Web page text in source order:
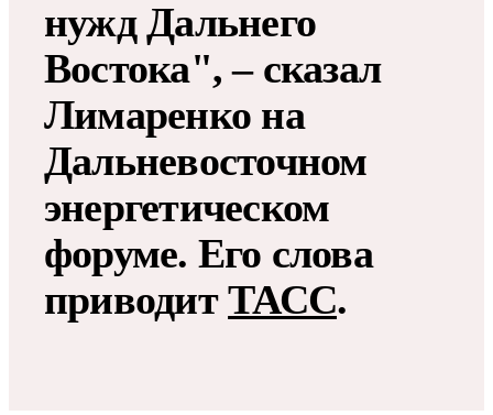
нужд Дальнего
Востока", – сказал
Лимаренко на
Дальневосточном
энергетическом
форуме. Его слова
приводитТАСС.